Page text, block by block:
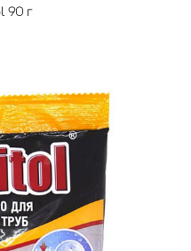
90 г